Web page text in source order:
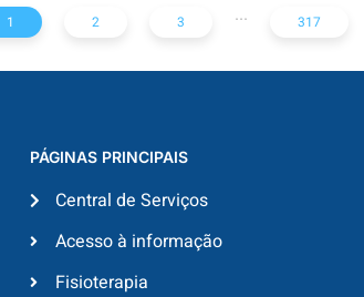
1 2 3 ... 317
PÁGINAS PRINCIPAIS
Central de Serviços
Acesso à informação
Fisioterapia